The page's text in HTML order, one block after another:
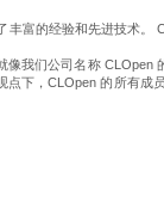
富的经验和先进技术。
我们公司名称 CLOpen
下，CLOpen 的所有成